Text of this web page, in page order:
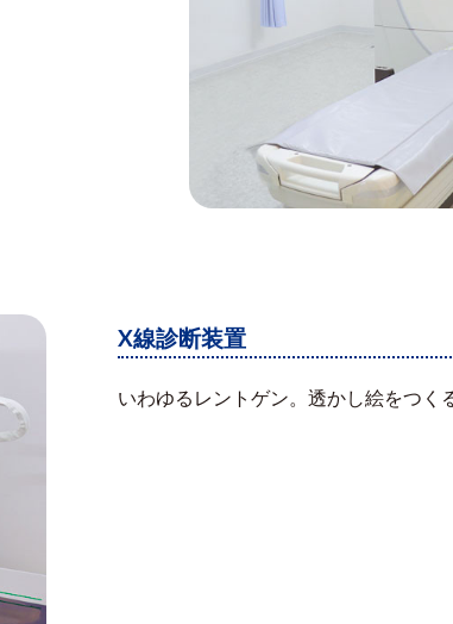
X線診断装置
いわゆるレントゲン。透かし絵をつく